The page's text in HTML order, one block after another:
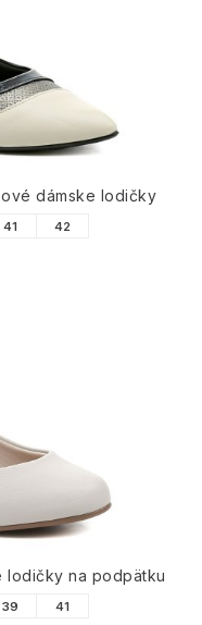
dámske lodičky
41 42
lodičky na podpätku
39 41